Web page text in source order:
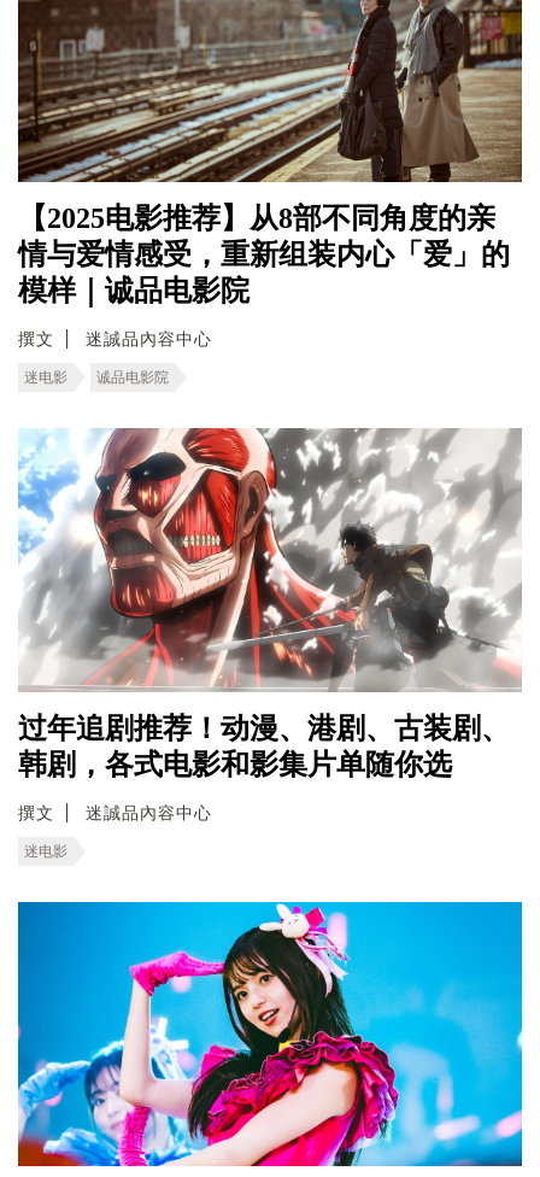
【2025电影推荐】从8部不同角度的亲
情与爱情感受，重新组装内心「爱」的
模样｜诚品电影院
撰文 迷誠品內容中心
迷电影 诚品电影院
过年追剧推荐！动漫、港剧、古装剧、
韩剧，各式电影和影集片单随你选
撰文 迷誠品內容中心
迷电影